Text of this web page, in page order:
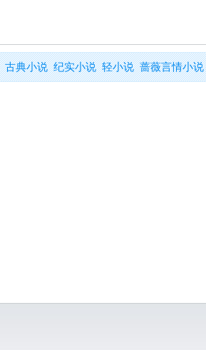
古典小说 纪实小说 轻小说 蔷薇言情小说